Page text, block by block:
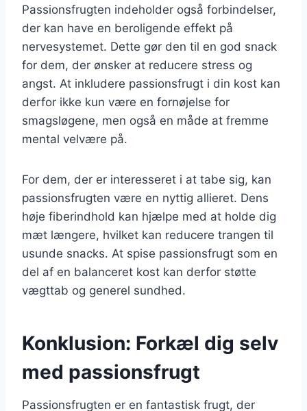
Passionsfrugten indeholder også forbindelser,
der kan have en beroligende effekt på
nervesystemet. Dette gør den til en god snack
for dem, der ønsker at reducere stress og
angst. At inkludere passionsfrugt i din kost kan
derfor ikke kun være en fornøjelse for
smagsløgene, men også en måde at fremme
mental velvære på.
For dem, der er interesseret i at tabe sig, kan
passionsfrugten være en nyttig allieret. Dens
høje fiberindhold kan hjælpe med at holde dig
mæt længere, hvilket kan reducere trangen til
usunde snacks. At spise passionsfrugt som en
del af en balanceret kost kan derfor støtte
vægttab og generel sundhed.
Konklusion: Forkæl dig selv
med passionsfrugt
Passionsfrugten er en fantastisk frugt, der